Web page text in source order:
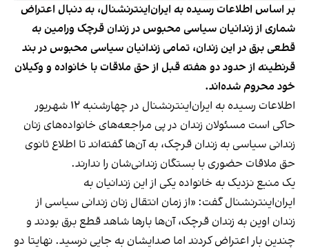
بر اساس اطلاعات رسیده به ایران‌اینترنشنال، به دنبال اعتراض
شماری از زندانیان سیاسی محبوس در زندان قرچک ورامین به
قطعی برق در این زندان، تمامی زندانیان سیاسی محبوس در بند
قرنطینه از حدود دو هفته قبل از حق ملاقات با خانواده و وکیلان
خود محروم شده‌اند.
اطلاعات رسیده به ایران‌اینترنشنال در چهارشنبه ۱۲ شهریور
حاکی است مسئولان زندان در پی مراجعه‌های خانواده‌های زنان
زندانی سیاسی به زندان قرچک، به آن‌ها گفته‌اند تا اطلاع ثانوی
حق ملاقات حضوری با بستگان زندانی‌شان را ندارند.
یک منبع نزدیک به خانواده یکی از این زندانیان به
ایران‌اینترنشنال گفت: «از زمان انتقال زنان زندانی سیاسی از
زندان اوین به زندان قرچک، آن‌ها بارها شاهد قطع برق بودند و
چندین بار اعتراض کردند اما صدایشان به جایی نرسید. نهایتا دو